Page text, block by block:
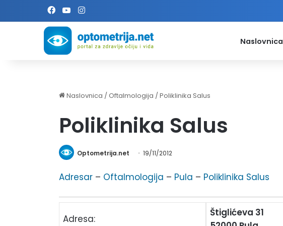
Facebook
YouTube
Naslovnica
Naslovnica /Oftalmologija /Poliklinika Salus
Poliklinika Salus
Optometrija.net 19/11/2012
Adresar – Oftalmologija – Pula – Poliklinika Salus
Adresa:
Štiglićeva 31